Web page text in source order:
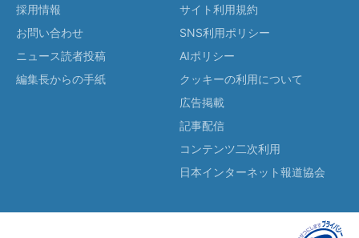
採用情報
お問い合わせ
ニュース読者投稿
編集長からの手紙
サイト利用規約
SNS利用ポリシー
AIポリシー
クッキーの利用について
広告掲載
記事配信
コンテンツ二次利用
日本インターネット報道協会